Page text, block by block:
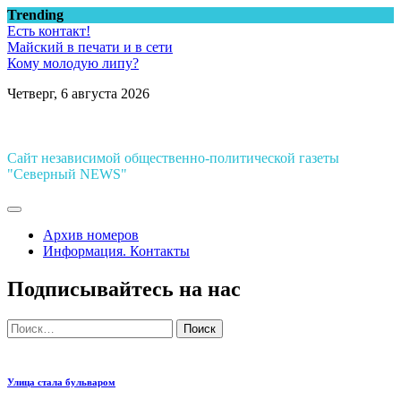
Перейти
к
содержимому
Trending
Есть контакт!
Майский в печати и в сети
Кому молодую липу?
Четверг, 6 августа 2026
Сайт независимой общественно-политической газеты
"Северный NEWS"
Архив номеров
Информация. Контакты
Подписывайтесь на нас
Найти:
Улица стала бульваром